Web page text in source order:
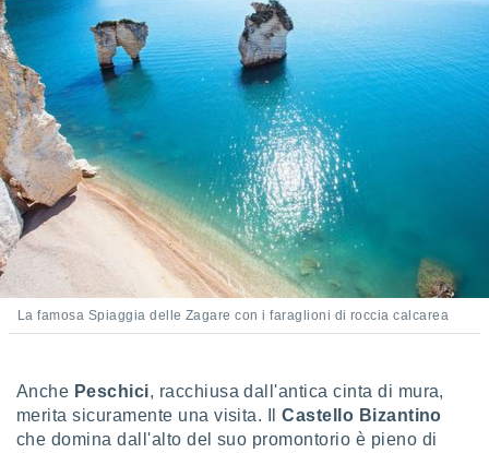
il
o la
di
e
i
per la
dei
del
La famosa Spiaggia delle Zagare con i faraglioni di roccia calcarea
Anche Peschici, racchiusa dall'antica cinta di mura,
merita sicuramente una visita. IlCastello Bizantino
che domina dall'alto del suo promontorio è pieno di